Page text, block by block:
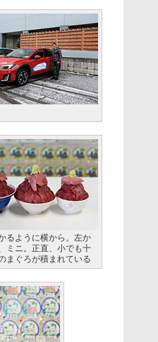
るように横から。左か
ミニ。正直、小でも十
まぐろが積まれている